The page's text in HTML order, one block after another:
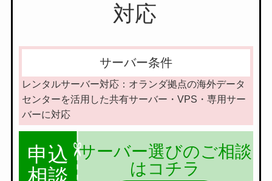
対応
サーバー条件
レンタルサーバー対応：オランダ拠点の海外データ
センターを活用した共有サーバー・VPS・専用サー
バーに対応
申込
相談
サーバー選びのご相談
はコチラ